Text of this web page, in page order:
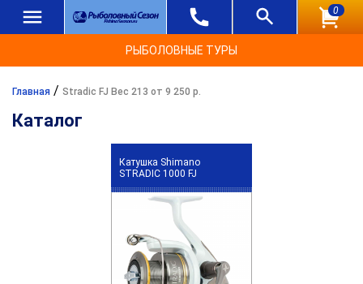
0
РЫБОЛОВНЫЕ ТУРЫ
Главная / Stradic FJ Вес 213 от 9 250 р.
Каталог
Катушка Shimano
STRADIC 1000 FJ